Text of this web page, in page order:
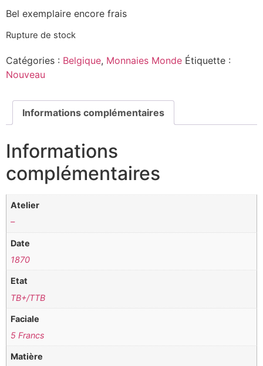
Bel exemplaire encore frais
Rupture de stock
Catégories : Belgique, Monnaies Monde Étiquette :
Nouveau
Informations complémentaires
Informations
complémentaires
Atelier
–
Date
1870
Etat
TB+/TTB
Faciale
5 Francs
Matière